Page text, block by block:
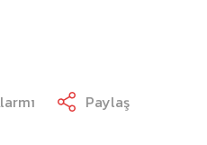
Paylaş